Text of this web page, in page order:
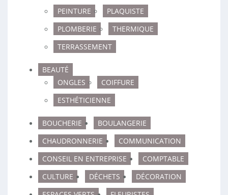
PEINTURE
PLAQUISTE
PLOMBERIE
THERMIQUE
TERRASSEMENT
BEAUTÉ
ONGLES
COIFFURE
ESTHÉTICIENNE
BOUCHERIE
BOULANGERIE
CHAUDRONNERIE
COMMUNICATION
CONSEIL EN ENTREPRISE
COMPTABLE
CULTURE
DÉCHETS
DÉCORATION